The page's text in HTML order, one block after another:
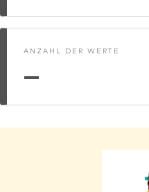
ANZAHL DER WERTE
—